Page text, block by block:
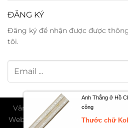
ĐĂNG KÝ
Đăng ký để nhận được được
tôi.
Văn Phòng Phẩm Trân Phát
Website đang trong giai đoạn thử
Anh Thắng ở Hồ
công
Thước chữ